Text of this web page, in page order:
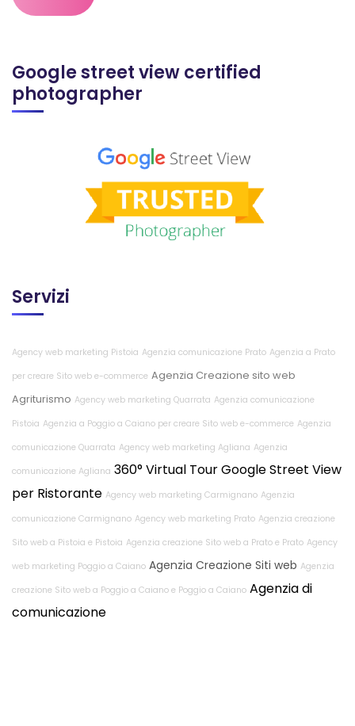
Google street view certified
photographer
Servizi
Agency web marketing Pistoia Agenzia comunicazione Prato Agenzia a Prato
per creare Sito web e-commerce Agenzia Creazione sito web
Agriturismo Agency web marketing Quarrata Agenzia comunicazione
Pistoia Agenzia a Poggio a Caiano per creare Sito web e-commerce Agenzia
comunicazione Quarrata Agency web marketing Agliana Agenzia
comunicazione Agliana 360° Virtual Tour Google Street View
per Ristorante Agency web marketing Carmignano Agenzia
comunicazione Carmignano Agency web marketing Prato Agenzia creazione
Sito web a Pistoia e Pistoia Agenzia creazione Sito web a Prato e Prato Agency
web marketing Poggio a Caiano Agenzia Creazione Siti web Agenzia
creazione Sito web a Poggio a Caiano e Poggio a Caiano Agenzia di
comunicazione